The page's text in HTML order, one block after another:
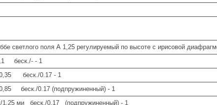
светлого поля А 1,25 регулируемый по высоте с ирисовой
беск./- - 1
0,35 беск./0.17 - 1
беск./0.17 (подпружиненный) - 1
1,25 ми беск./0.17 (подпружиненный) - 1